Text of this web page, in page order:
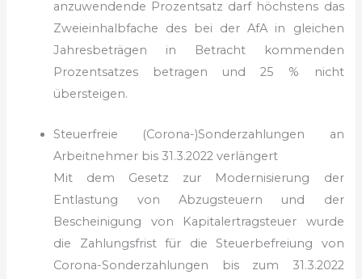
anzuwendende Prozentsatz darf höchstens das
Zweieinhalbfache des bei der AfA in gleichen
Jahresbeträgen in Betracht kommenden
Prozentsatzes betragen und 25 % nicht
übersteigen.
Steuerfreie (Corona-)Sonderzahlungen an
Arbeitnehmer bis 31.3.2022 verlängert
Mit dem Gesetz zur Modernisierung der
Entlastung von Abzug­steuern und der
Bescheinigung von Kapitalertragsteuer wurde
die Zahlungsfrist für die Steuerbefreiung von
Corona-Sonderzahlungen bis zum 31.3.2022